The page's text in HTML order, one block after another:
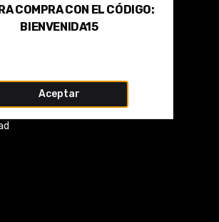
COMPRA CON EL CÓDIGO:
BIENVENIDA15
Aceptar